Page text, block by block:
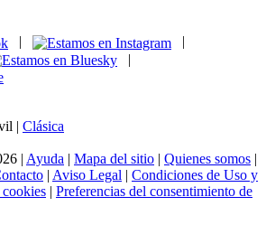
|
| Clásica
| Ayuda | Mapa del sitio | Quienes somos |
| Aviso Legal | Condiciones de Uso y
| Preferencias del consentimiento de